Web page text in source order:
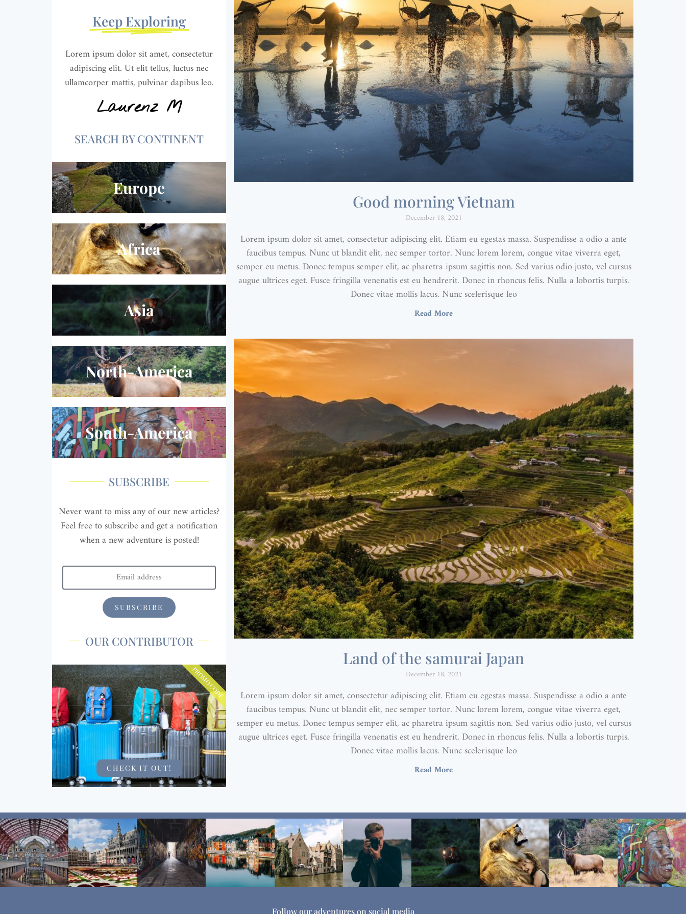
Keep Exploring
Lorem ipsum dolor sit amet, consectetur
adipiscing elit. Ut elit tellus, luctus nec
ullamcorper mattis, pulvinar dapibus leo.
Laurenz M
SEARCH BY CONTINENT
Europe
Africa
Asia
North-America
South-America
SUBSCRIBE
Never want to miss any of our new articles?
Feel free to subscribe and get a notification
when a new adventure is posted!
SUBSCRIBE
OUR CONTRIBUTOR
CHECK IT OUT!
PROMO CODE
Good morning Vietnam
December 18, 2021
Lorem ipsum dolor sit amet, consectetur adipiscing elit. Etiam eu egestas massa. Suspendisse a odio a ante
faucibus tempus. Nunc ut blandit elit, nec semper tortor. Nunc lorem lorem, congue vitae viverra eget,
semper eu metus. Donec tempus semper elit, ac pharetra ipsum sagittis non. Sed varius odio justo, vel cursus
augue ultrices eget. Fusce fringilla venenatis est eu hendrerit. Donec in rhoncus felis. Nulla a lobortis turpis.
Donec vitae mollis lacus. Nunc scelerisque leo
Read More
Land of the samurai Japan
December 18, 2021
Lorem ipsum dolor sit amet, consectetur adipiscing elit. Etiam eu egestas massa. Suspendisse a odio a ante
faucibus tempus. Nunc ut blandit elit, nec semper tortor. Nunc lorem lorem, congue vitae viverra eget,
semper eu metus. Donec tempus semper elit, ac pharetra ipsum sagittis non. Sed varius odio justo, vel cursus
augue ultrices eget. Fusce fringilla venenatis est eu hendrerit. Donec in rhoncus felis. Nulla a lobortis turpis.
Donec vitae mollis lacus. Nunc scelerisque leo
Read More
Follow our adventures on social media